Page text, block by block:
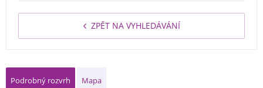
ZPĚT NA VYHLEDÁVÁNÍ
Podrobný rozvrh Mapa